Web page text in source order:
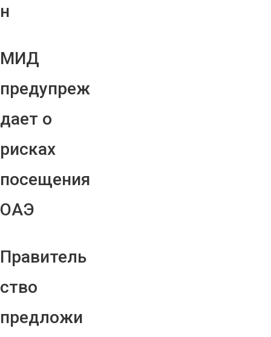
н
МИД
предупреж
дает о
рисках
посещения
ОАЭ
Правитель
ство
предложи